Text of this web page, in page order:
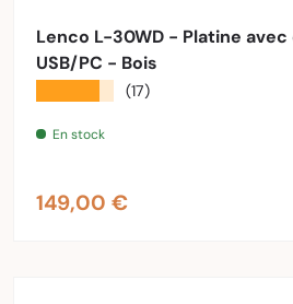
Lenco L-30WD - Platine
USB/PC - Bois
(17)
En stock
Prix habituel
149,00 €